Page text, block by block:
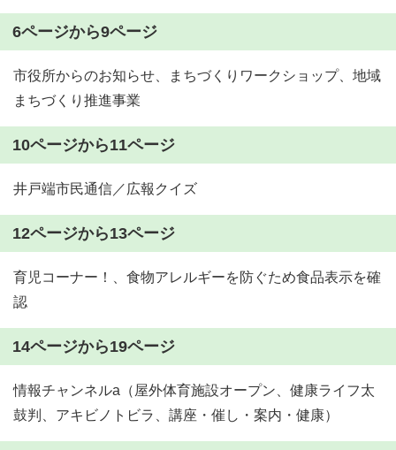
6ページから9ページ
市役所からのお知らせ、まちづくりワークショップ、地域
まちづくり推進事業
10ページから11ページ
井戸端市民通信／広報クイズ
12ページから13ページ
育児コーナー！、食物アレルギーを防ぐため食品表示を確
認
14ページから19ページ
情報チャンネルa（屋外体育施設オープン、健康ライフ太
鼓判、アキビノトビラ、講座・催し・案内・健康）